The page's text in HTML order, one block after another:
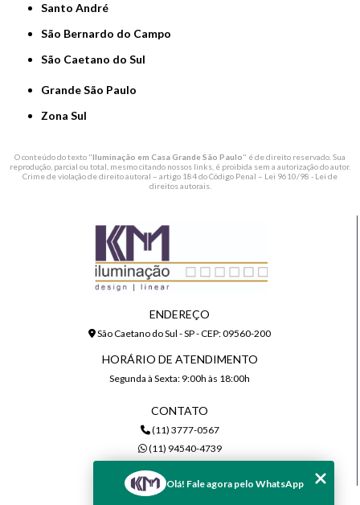
Santo André
São Bernardo do Campo
São Caetano do Sul
Grande São Paulo
Zona Sul
O conteúdo do texto "Iluminação em Casa Grande São Paulo" é de direito reservado. Sua
reprodução, parcial ou total, mesmo citando nossos links, é proibida sem a autorização do autor.
Crime de violação de direito autoral – artigo 184 do Código Penal – Lei 9610/98 - Lei de
direitos autorais.
ENDEREÇO
São Caetano do Sul - SP - CEP: 09560-200
HORÁRIO DE ATENDIMENTO
Segunda à Sexta: 9:00h às 18:00h
CONTATO
(11) 3777-0567
(11) 94540-4739
Olá! Fale agora pelo WhatsApp